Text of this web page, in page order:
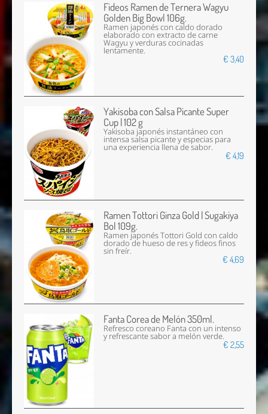
Fideos Ramen de Ternera Wagyu
Golden Big Bowl 106g.
Ramen japonés con caldo dorado
elaborado con extracto de carne
Wagyu y verduras cocinadas
lentamente.
€ 3,40
Yakisoba con Salsa Picante Super
Cup | 102 g
Yakisoba japonés instantáneo con
intensa salsa picante y especias para
una experiencia llena de sabor.
€ 4,19
Ramen Tottori Ginza Gold | Sugakiya
Bol 109g.
Ramen japonés Tottori Gold con caldo
dorado de hueso de res y fideos finos
sin freír.
€ 4,69
Fanta Corea de Melón 350ml.
Refresco coreano Fanta con un intenso
y refrescante sabor a melón verde.
€ 2,55